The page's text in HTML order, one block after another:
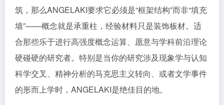
筑，那么ANGELAKI要求它必须是“框架结构”而非“填充
墙”——概念就是承重柱，经验材料只是装饰板材。适
合那些乐于进行高强度概念运算、愿意与学科前沿理论
硬碰硬的研究者。特别是当你的研究涉及现象学与认知
科学交叉、精神分析的马克思主义转向、或者文学事件
的形而上学时，ANGELAKI是绝佳目的地。